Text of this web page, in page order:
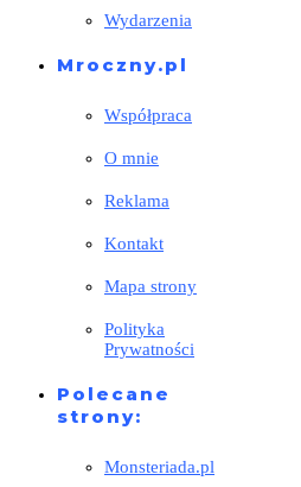
Wydarzenia
Mroczny.pl
Współpraca
O mnie
Reklama
Kontakt
Mapa strony
Polityka
Prywatności
Polecane
strony:
Monsteriada.pl